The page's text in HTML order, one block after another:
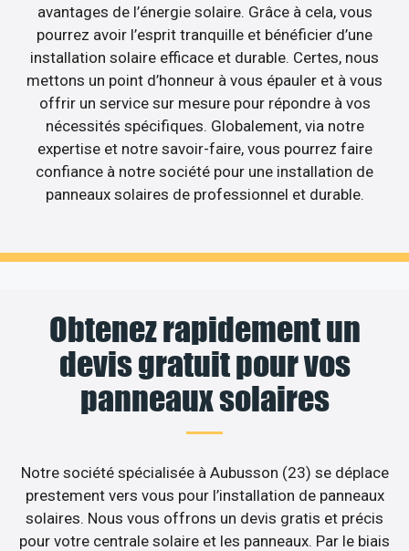
avantages de l’énergie solaire. Grâce à cela, vous
pourrez avoir l’esprit tranquille et bénéficier d’une
installation solaire efficace et durable. Certes, nous
mettons un point d’honneur à vous épauler et à vous
offrir un service sur mesure pour répondre à vos
nécessités spécifiques. Globalement, via notre
expertise et notre savoir-faire, vous pourrez faire
confiance à notre société pour une installation de
panneaux solaires de professionnel et durable.
Obtenez rapidement un
devis gratuit pour vos
panneaux solaires
Notre société spécialisée à Aubusson (23) se déplace
prestement vers vous pour l’installation de panneaux
solaires. Nous vous offrons un devis gratis et précis
pour votre centrale solaire et les panneaux. Par le biais